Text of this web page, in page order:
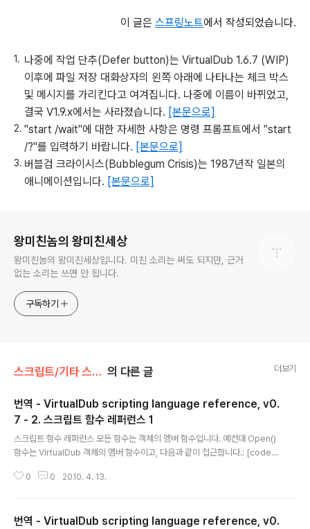
이 글은 스프링노트에서 작성되었습니다.
나중에 작업 단추(Defer button)는 VirtualDub 1.6.7 (WIP)
이후에 파일 저장 대화상자의 왼쪽 아래에 나타나는 체크 박스
및 메시지를 가리킨다고 여겨집니다. 나중에 이름이 바뀌었고,
결국 V1.9.x에서는 사라졌습니다. [본문으로]
"start /wait"에 대한 자세한 사항은 명령 프롬프트에서 "start
/?"를 입력하기 바랍니다. [본문으로]
버블검 크라이시스(Bubblegum Crisis)는 1987년작 일본의
애니메이션입니다. [본문으로]
왕미친놈의 왕미친세상
왕미친놈의 왕미친세상입니다. 미친 소리는 써도 되지만, 근거
없는 소리는 쓰면 안 됩니다.
구독하기
스크립트/기타 스크립트 의 다른 글 더보기
번역 - VirtualDub scripting language reference, v0.
7 - 2. 스크립트 함수 레퍼런스 1
스크립트 함수 레퍼런스 모든 함수는 객체의 멤버 함수입니다. 예컨대 Open()
함수는 VirtualDub 객체의 멤버 함수이고, 다음과 같이 접근합니다.: [code p
변수의 유효함을 알아낼 수 없다는 하에서 당신이 올바르지 않은 매개변수를 제
php]void dprint(int/string value);[/code] 이름 있는 문자열 또는 변수를
0 0 2010. 4. 13.
번역 - VirtualDub scripting language reference, v0.